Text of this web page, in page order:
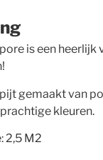
is een heerlijk
gemaakt van
kleuren.
2,5 M2